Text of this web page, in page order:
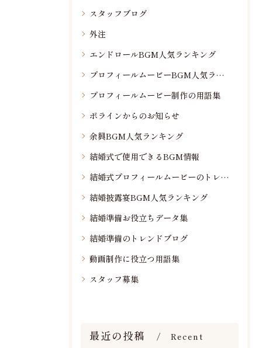
スタッフブログ
外注
エンドロールBGM人気ランキング
プロフィールムービーBGM人気ランキング
プロフィールムービー制作の用語集
ポラインからのお知らせ
余興BGM人気ランキング
結婚式で使用できるBGM情報
結婚式プロフィールムービーのトレンド情報
結婚披露宴BGM人気ランキング
結婚準備お役立ちデータ集
結婚準備のトレンドブログ
動画制作に役立つ用語集
スタッフ募集
最近の投稿
Recent